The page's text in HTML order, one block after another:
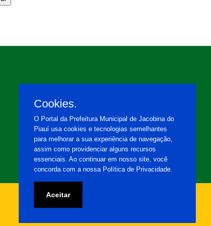
Cookies.
O Portal da Prefeitura Municipal de Jacobina do
Piauí usa cookies e tecnologias semelhantes
para melhorar a sua experiência de navegação,
assim como providenciar alguns recursos
essenciais. Ao continuar em nosso site, você
concorda com a nossa Política de Privacidade.
Aceitar